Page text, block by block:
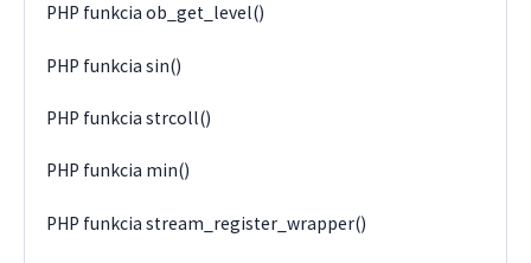
PHP funkcia ob_get_level()
PHP funkcia sin()
PHP funkcia strcoll()
PHP funkcia min()
PHP funkcia stream_register_wrapper()